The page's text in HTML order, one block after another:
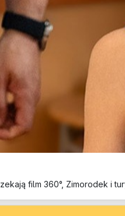
film 360°, Zimorodek i